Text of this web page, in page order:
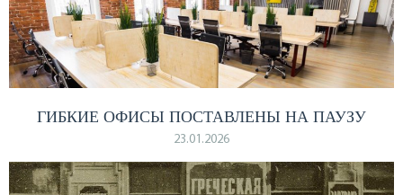
ГИБКИЕ ОФИСЫ ПОСТАВЛЕНЫ НА ПАУЗУ
23.01.2026